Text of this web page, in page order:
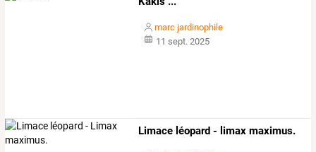
marc jardinophile
11 sept. 2025
Limace léopard - limax maximus.